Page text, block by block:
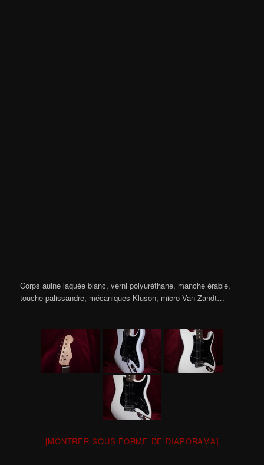
Corps aulne laquée blanc, verni polyuréthane, manche érable,
touche palissandre, mécaniques Kluson, micro Van Zandt…
[MONTRER SOUS FORME DE DIAPORAMA]